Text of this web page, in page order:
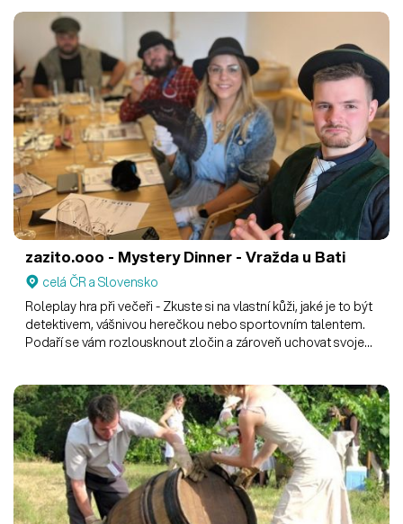
zazito.ooo - Mystery Dinner - Vražda u Bati
celá ČR a Slovensko
Roleplay hra při večeři - Zkuste si na vlastní kůži, jaké je to být
detektivem, vášnivou herečkou nebo sportovním talentem.
Podaří se vám rozlousknout zločin a zároveň uchovat svoje